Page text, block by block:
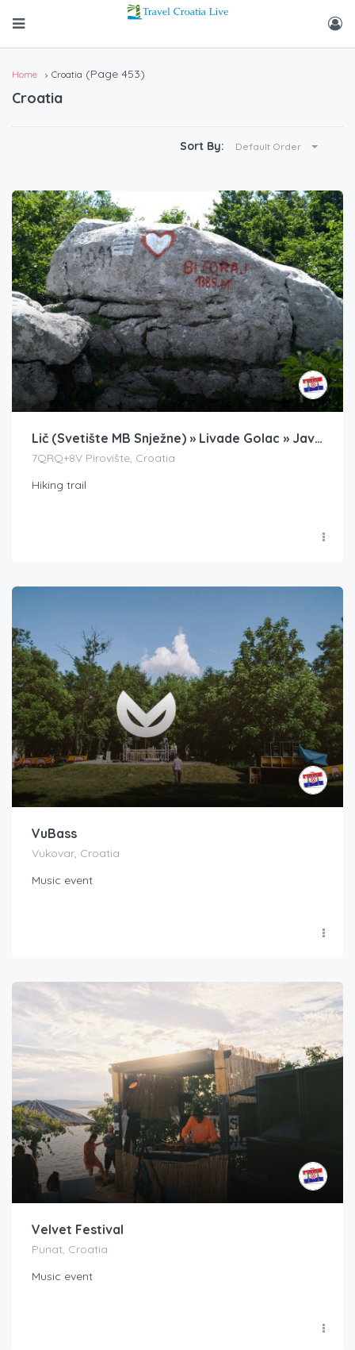
Home Croatia (Page 453)
Croatia
Sort By: Default Order
Lič (Svetište MB Snježne) » Livade Golac » Javorje » Bitoraj
7QRQ+8V Pirovište, Croatia
Hiking trail
VuBass
Vukovar, Croatia
Music event
Velvet Festival
Punat, Croatia
Music event